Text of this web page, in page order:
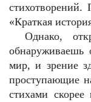
«Краткая
Однако,
обнаруживаешь
мир, и зрение
проступающие
стихами